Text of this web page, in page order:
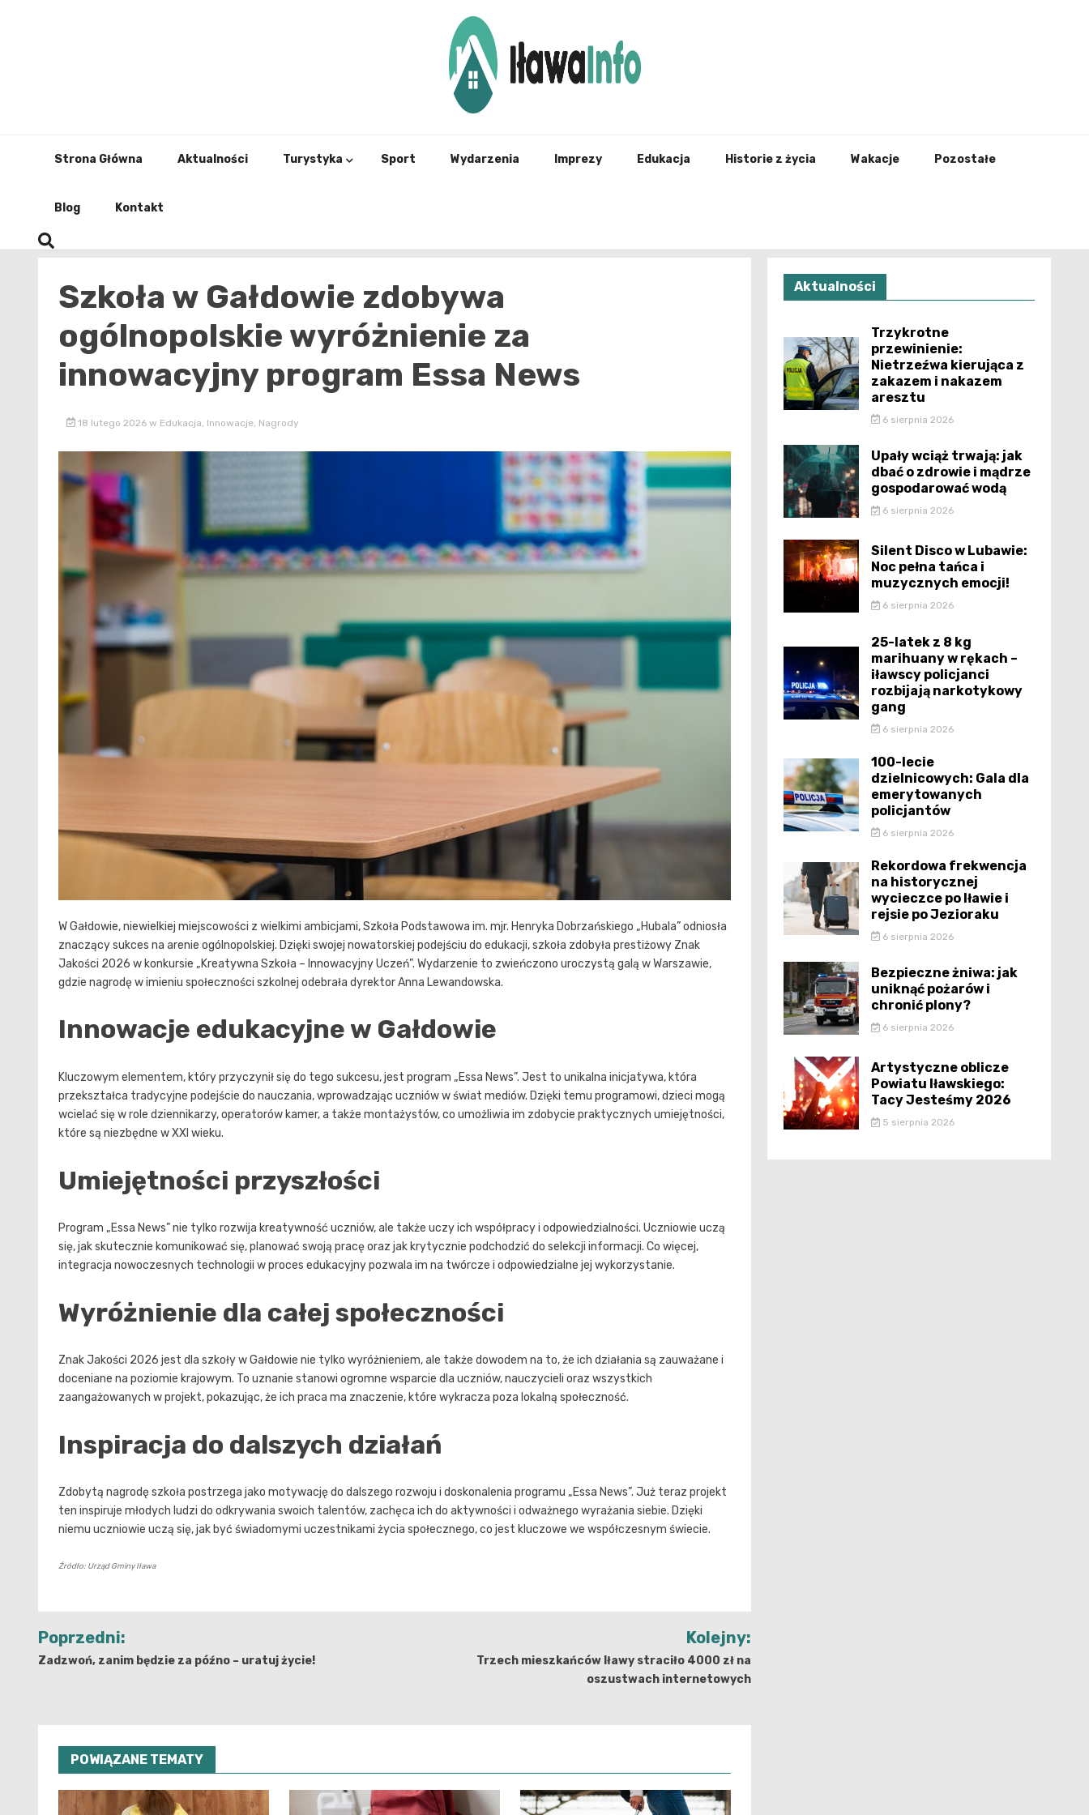
ilawainfo.pl
Strona Główna Aktualności Turystyka Sport Wydarzenia Imprezy Edukacja Historie z życia Wakacje Pozostałe
Blog Kontakt
Szkoła w Gałdowie zdobywa
ogólnopolskie wyróżnienie za
innowacyjny program Essa News
18 lutego 2026 w Edukacja Innowacje, Nagrody
W Gałdowie, niewielkiej miejscowości z wielkimi ambicjami, Szkoła Podstawowa im. mjr. Henryka Dobrzańskiego „Hubala” odniosła
znaczący sukces na arenie ogólnopolskiej. Dzięki swojej nowatorskiej podejściu do edukacji, szkoła zdobyła prestiżowy Znak
Jakości 2026 w konkursie „Kreatywna Szkoła – Innowacyjny Uczeń”. Wydarzenie to zwieńczono uroczystą galą w Warszawie,
gdzie nagrodę w imieniu społeczności szkolnej odebrała dyrektor Anna Lewandowska.
Innowacje edukacyjne w Gałdowie
Kluczowym elementem, który przyczynił się do tego sukcesu, jest program „Essa News”. Jest to unikalna inicjatywa, która
przekształca tradycyjne podejście do nauczania, wprowadzając uczniów w świat mediów. Dzięki temu programowi, dzieci mogą
wcielać się w role dziennikarzy, operatorów kamer, a także montażystów, co umożliwia im zdobycie praktycznych umiejętności,
które są niezbędne w XXI wieku.
Umiejętności przyszłości
Program „Essa News” nie tylko rozwija kreatywność uczniów, ale także uczy ich współpracy i odpowiedzialności. Uczniowie uczą
się, jak skutecznie komunikować się, planować swoją pracę oraz jak krytycznie podchodzić do selekcji informacji. Co więcej,
integracja nowoczesnych technologii w proces edukacyjny pozwala im na twórcze i odpowiedzialne jej wykorzystanie.
Wyróżnienie dla całej społeczności
Znak Jakości 2026 jest dla szkoły w Gałdowie nie tylko wyróżnieniem, ale także dowodem na to, że ich działania są zauważane i
doceniane na poziomie krajowym. To uznanie stanowi ogromne wsparcie dla uczniów, nauczycieli oraz wszystkich
zaangażowanych w projekt, pokazując, że ich praca ma znaczenie, które wykracza poza lokalną społeczność.
Inspiracja do dalszych działań
Zdobytą nagrodę szkoła postrzega jako motywację do dalszego rozwoju i doskonalenia programu „Essa News”. Już teraz projekt
ten inspiruje młodych ludzi do odkrywania swoich talentów, zachęca ich do aktywności i odważnego wyrażania siebie. Dzięki
niemu uczniowie uczą się, jak być świadomymi uczestnikami życia społecznego, co jest kluczowe we współczesnym świecie.
Źródło: Urząd Gminy Iława
Nawigacja
wpisu
Poprzedni:
Zadzwoń, zanim będzie za późno – uratuj życie!
Kolejny:
Trzech mieszkańców Iławy straciło 4000 zł na
oszustwach internetowych
POWIĄZANE TEMATY
Aktualności
Trzykrotne
przewinienie:
Nietrzeźwa kierująca z
zakazem i nakazem
aresztu
6 sierpnia 2026
Upały wciąż trwają: jak
dbać o zdrowie i mądrze
gospodarować wodą
6 sierpnia 2026
Silent Disco w Lubawie:
Noc pełna tańca i
muzycznych emocji!
6 sierpnia 2026
25-latek z 8 kg
marihuany w rękach –
iławscy policjanci
rozbijają narkotykowy
gang
6 sierpnia 2026
100-lecie
dzielnicowych: Gala dla
emerytowanych
policjantów
6 sierpnia 2026
Rekordowa frekwencja
na historycznej
wycieczce po Iławie i
rejsie po Jezioraku
6 sierpnia 2026
Bezpieczne żniwa: jak
uniknąć pożarów i
chronić plony?
6 sierpnia 2026
Artystyczne oblicze
Powiatu Iławskiego:
Tacy Jesteśmy 2026
5 sierpnia 2026